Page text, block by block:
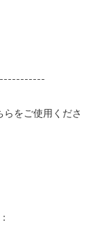
をご使用くださ